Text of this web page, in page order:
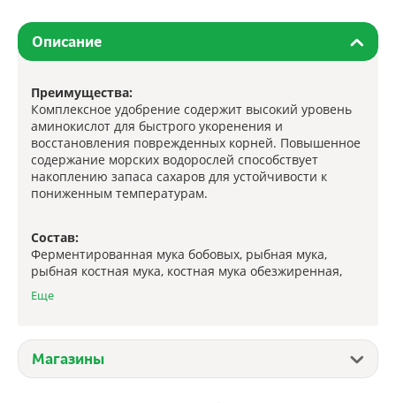
Описание
Преимущества:
Комплексное удобрение содержит высокий уровень
аминокислот для быстрого укоренения и
восстановления поврежденных корней. Повышенное
содержание морских водорослей способствует
накоплению запаса сахаров для устойчивости к
пониженным температурам.
Состав:
Ферментированная мука бобовых, рыбная мука,
рыбная костная мука, костная мука обезжиренная,
мука люцерны, водоросли морские
микронизированные, аминокислоты, витамины. N-
Дозировки:
(Мерная ложка внутри пачки – 20 г, горсть – 30г)
Еще
Магазины